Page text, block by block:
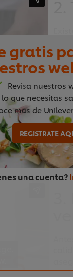
03:19
gratis
Revisa nuestros
que necesitas
más de
REGISTRATE
una cuenta?